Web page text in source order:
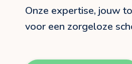
Onze expertise, jouw
voor een zorgeloze